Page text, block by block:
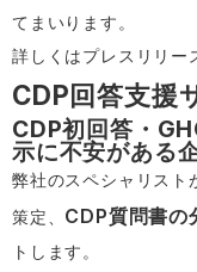
てまいります。
詳しくはプレスリリー
CDP回答支援
CDP初回答・
示に不安がある
弊社のスペシャリスト
策定、 CDP質問書の
トします。